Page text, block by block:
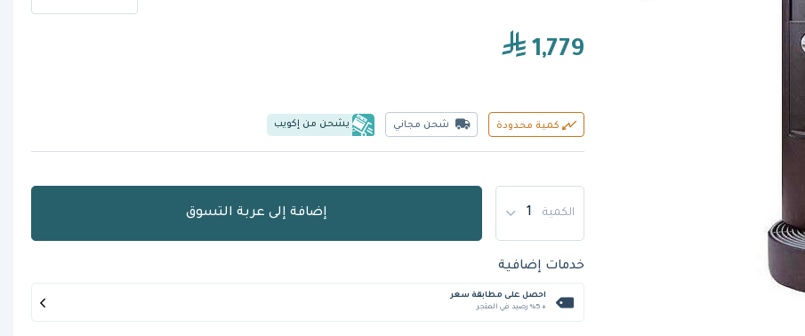
1,779
كمية محدودة شحن مجاني يشحن من إكويب
الكمية إضافة إلى عربة التسوق
خدمات إضافية
احصل على مطابقة سعر
+ %5 رصيد في المتجر